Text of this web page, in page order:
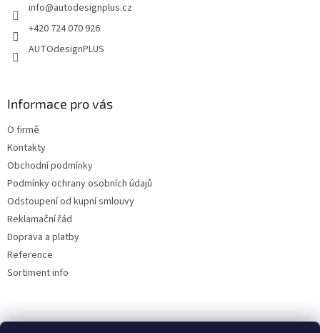
info@autodesignplus.cz
+420 724 070 926
AUTOdesignPLUS
Informace pro vás
O firmě
Kontakty
Obchodní podmínky
Podmínky ochrany osobních údajů
Odstoupení od kupní smlouvy
Reklamační řád
Doprava a platby
Reference
Sortiment info